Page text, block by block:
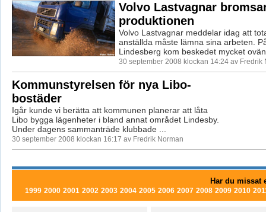
Volvo Lastvagnar
produktionen
Volvo Lastvagnar meddelar idag att
anställda måste lämna sina arbeten.
Lindesberg kom beskedet mycket
30 september 2008 klockan 14:24 av Fredrik
Kommunstyrelsen för nya Libo-
bostäder
Igår kunde vi berätta att kommunen planerar att låta
Libo bygga lägenheter i bland annat området Lindesby.
Under dagens sammanträde klubbade ...
30 september 2008 klockan 16:17 av Fredrik Norman
Har du missat
1999 2000 2001 2002 2003 2004 2005 2006 2007 2008 2009 2010